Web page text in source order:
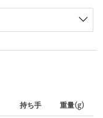
（対象品番：
し、荷物が多い時で
た時・肩掛けしたと
持ち手 重量(g)